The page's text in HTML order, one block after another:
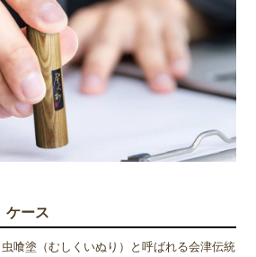
ケース
喰塗（むしくいぬり）と呼ばれる会津伝統